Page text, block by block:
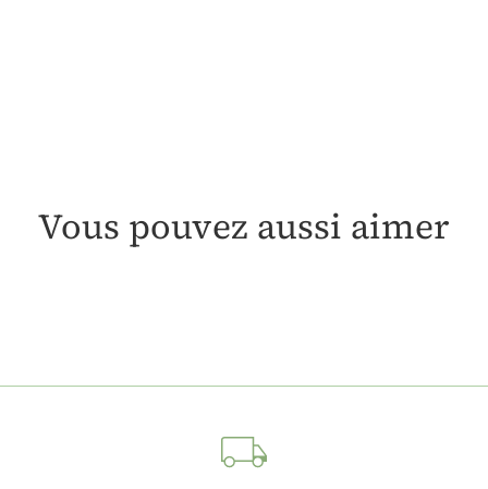
Vous pouvez aussi aimer